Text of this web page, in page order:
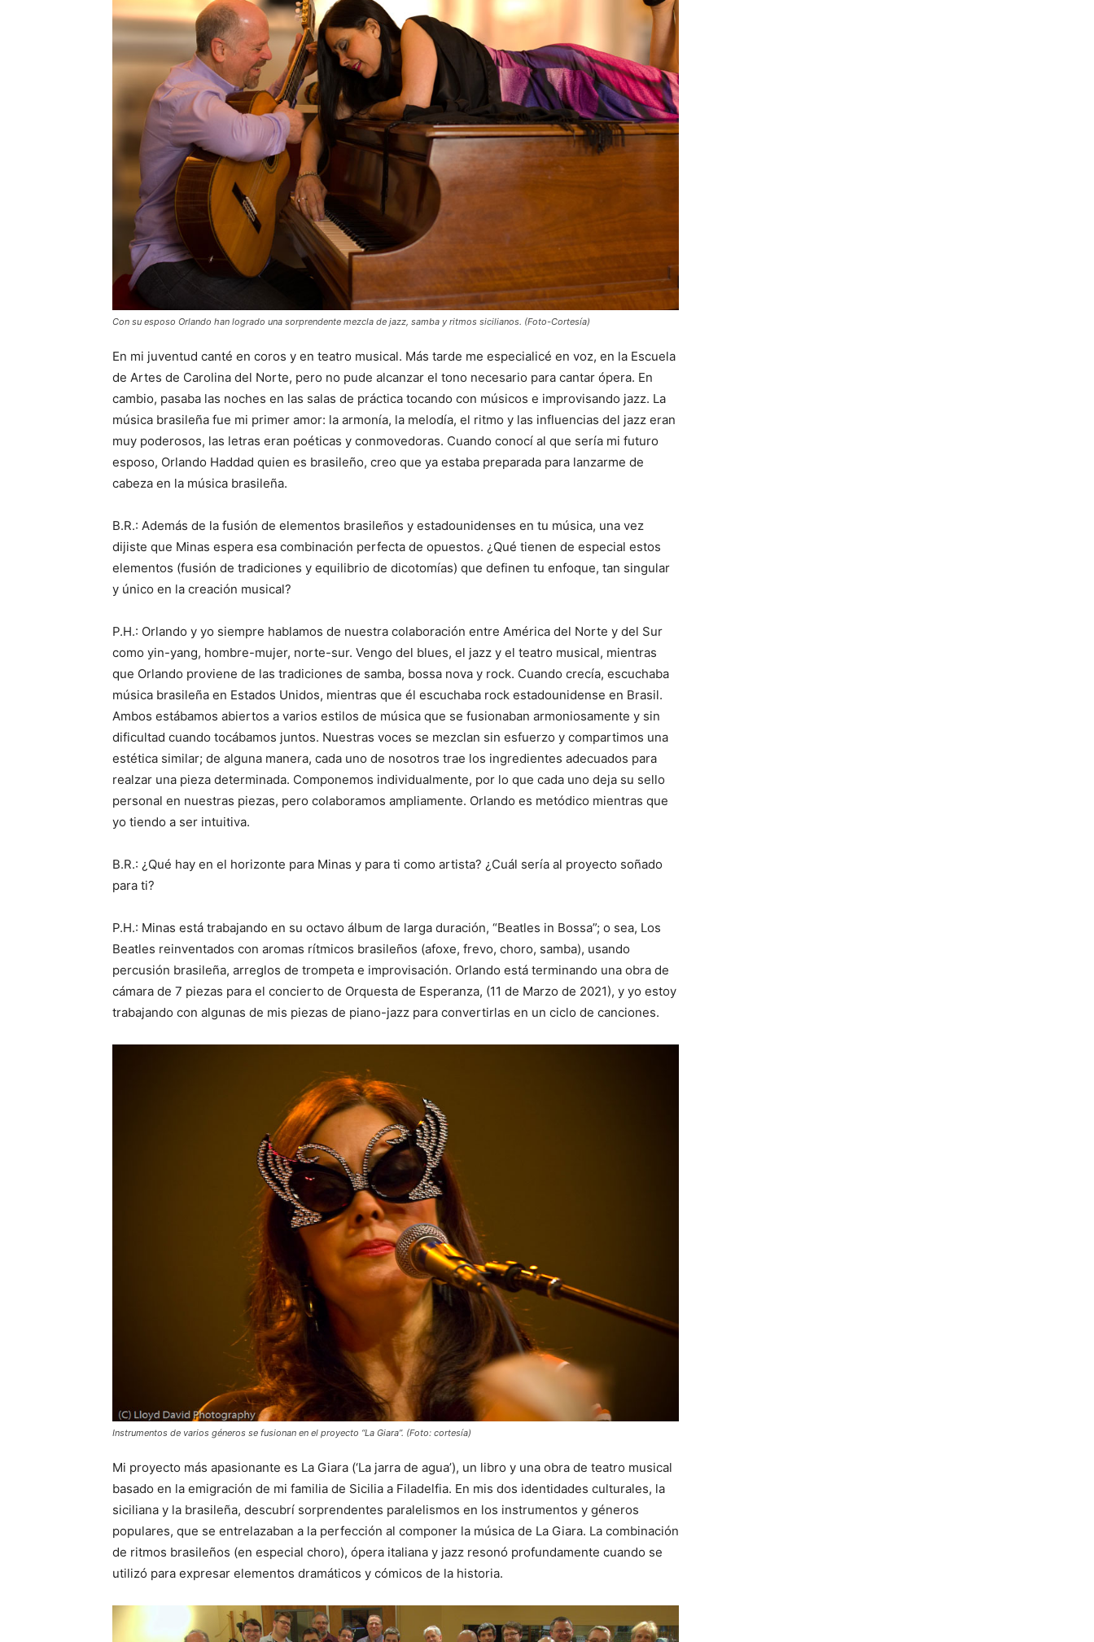
Con su esposo Orlando han logrado una sorprendente mezcla de jazz, samba y ritmos sicilianos. (Foto-Cortesía)
En mi juventud canté en coros y en teatro musical. Más tarde me especialicé en voz, en la Escuela
de Artes de Carolina del Norte, pero no pude alcanzar el tono necesario para cantar ópera. En
cambio, pasaba las noches en las salas de práctica tocando con músicos e improvisando jazz. La
música brasileña fue mi primer amor: la armonía, la melodía, el ritmo y las influencias del jazz eran
muy poderosos, las letras eran poéticas y conmovedoras. Cuando conocí al que sería mi futuro
esposo, Orlando Haddad quien es brasileño, creo que ya estaba preparada para lanzarme de
cabeza en la música brasileña.
B.R.: Además de la fusión de elementos brasileños y estadounidenses en tu música, una vez
dijiste que Minas espera esa combinación perfecta de opuestos. ¿Qué tienen de especial estos
elementos (fusión de tradiciones y equilibrio de dicotomías) que definen tu enfoque, tan singular
y único en la creación musical?
P.H.: Orlando y yo siempre hablamos de nuestra colaboración entre América del Norte y del Sur
como yin-yang, hombre-mujer, norte-sur. Vengo del blues, el jazz y el teatro musical, mientras
que Orlando proviene de las tradiciones de samba, bossa nova y rock. Cuando crecía, escuchaba
música brasileña en Estados Unidos, mientras que él escuchaba rock estadounidense en Brasil.
Ambos estábamos abiertos a varios estilos de música que se fusionaban armoniosamente y sin
dificultad cuando tocábamos juntos. Nuestras voces se mezclan sin esfuerzo y compartimos una
estética similar; de alguna manera, cada uno de nosotros trae los ingredientes adecuados para
realzar una pieza determinada. Componemos individualmente, por lo que cada uno deja su sello
personal en nuestras piezas, pero colaboramos ampliamente. Orlando es metódico mientras que
yo tiendo a ser intuitiva.
B.R.: ¿Qué hay en el horizonte para Minas y para ti como artista? ¿Cuál sería al proyecto soñado
para ti?
P.H.: Minas está trabajando en su octavo álbum de larga duración, “Beatles in Bossa”; o sea, Los
Beatles reinventados con aromas rítmicos brasileños (afoxe, frevo, choro, samba), usando
percusión brasileña, arreglos de trompeta e improvisación. Orlando está terminando una obra de
cámara de 7 piezas para el concierto de Orquesta de Esperanza, (11 de Marzo de 2021), y yo estoy
trabajando con algunas de mis piezas de piano-jazz para convertirlas en un ciclo de canciones.
Instrumentos de varios géneros se fusionan en el proyecto “La Giara”. (Foto: cortesía)
Mi proyecto más apasionante es La Giara (‘La jarra de agua’), un libro y una obra de teatro musical
basado en la emigración de mi familia de Sicilia a Filadelfia. En mis dos identidades culturales, la
siciliana y la brasileña, descubrí sorprendentes paralelismos en los instrumentos y géneros
populares, que se entrelazaban a la perfección al componer la música de La Giara. La combinación
de ritmos brasileños (en especial choro), ópera italiana y jazz resonó profundamente cuando se
utilizó para expresar elementos dramáticos y cómicos de la historia.